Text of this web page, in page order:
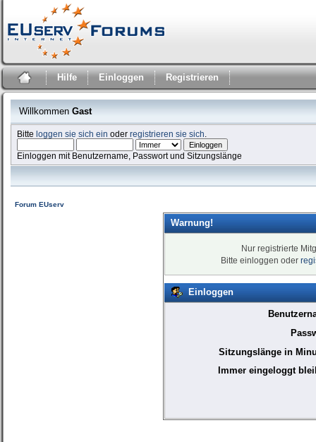
Hilfe Einloggen Registrieren
Willkommen Gast
Bitteloggen sie sich ein oderregistrieren sie sich
Einloggen mit Benutzername, Passwort und Sitzungslänge
Forum EUserv
Warnung!
Nur registrierte
Bitte einloggen oder
Einloggen
Sitzungslänge in
Immer eingeloggt